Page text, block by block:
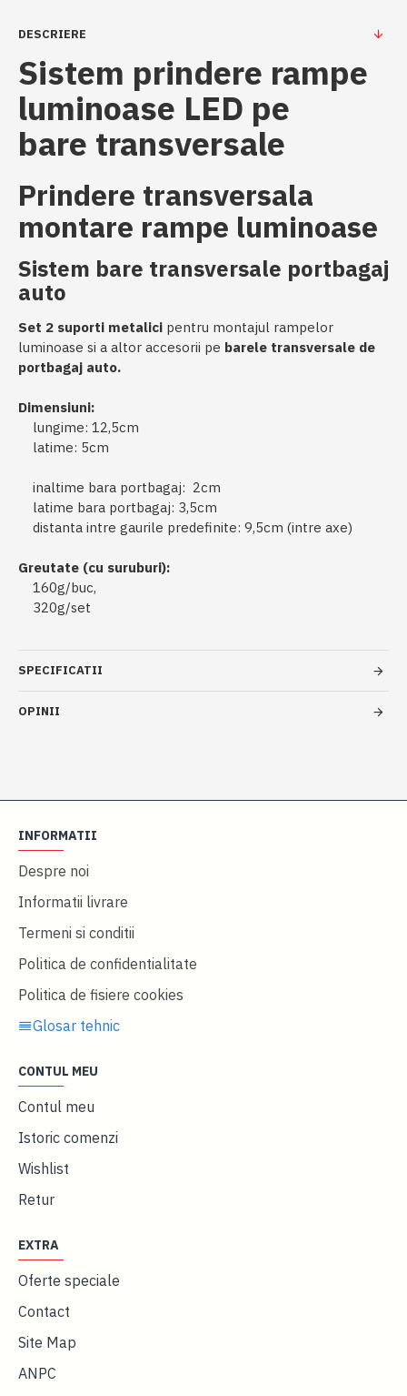
DESCRIERE
Sistem prindere rampe
luminoase LED pe
bare transversale
Prindere transversala
montare rampe luminoase
Sistem bare transversale portbagaj
auto
Set 2 suporti metalici pentru montajul rampelor
luminoase si a altor accesorii pe barele transversale de
portbagaj auto.
Dimensiuni:
lungime: 12,5cm
latime: 5cm
inaltime bara portbagaj: 2cm
latime bara portbagaj: 3,5cm
distanta intre gaurile predefinite: 9,5cm (intre axe)
Greutate (cu suruburi):
160g/buc,
320g/set
SPECIFICATII
OPINII
INFORMATII
Despre noi
Informatii livrare
Termeni si conditii
Politica de confidentialitate
Politica de fisiere cookies
Glosar tehnic
CONTUL MEU
Contul meu
Istoric comenzi
Wishlist
Retur
EXTRA
Oferte speciale
Contact
Site Map
ANPC